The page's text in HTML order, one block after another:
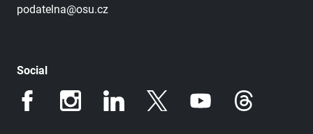
podatelna@osu.cz
Social